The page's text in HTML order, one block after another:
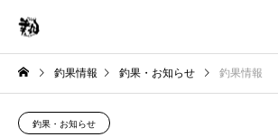
釣果情報 釣果・お知らせ 釣果情報
釣果・お知らせ